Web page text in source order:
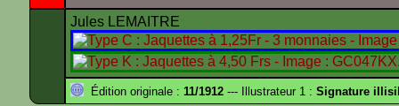
Jules LEMAITRE
Édition originale : 11/1912 --- Illustrateur 1 : Signature